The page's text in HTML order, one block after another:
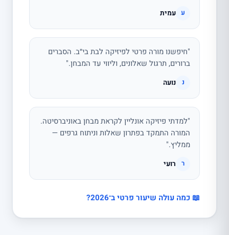
ע עמית
"חיפשנו מורה פרטי לפיזיקה לבת בי״ב. הסברים
ברורים, תרגול שאלונים, וליווי עד המבחן."
נ נועה
"למדתי פיזיקה אונליין לקראת מבחן באוניברסיטה.
המורה התמקד בפתרון שאלות וניתוח גרפים —
ממליץ."
ר רועי
📖 כמה עולה שיעור פרטי ב־2026?